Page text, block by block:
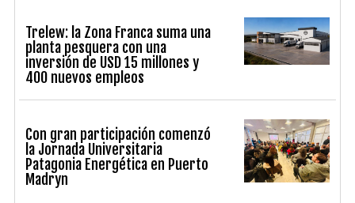
Trelew: la Zona Franca suma una
planta pesquera con una
inversión de USD 15 millones y
400 nuevos empleos
Con gran participación comenzó
la Jornada Universitaria
Patagonia Energética en Puerto
Madryn